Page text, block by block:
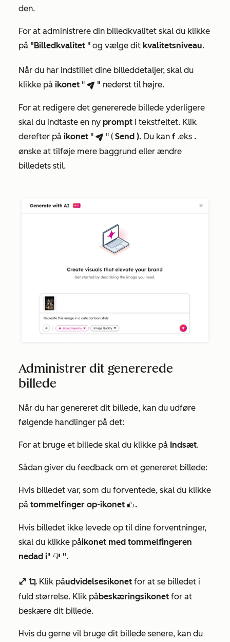
den.
For at administrere din billedkvalitet skal du klikke
på "Billedkvalitet " og vælge dit kvalitetsniveau.
Når du har indstillet dine billeddetaljer, skal du
klikke på ikonet " breezeSendIcon " nederst til højre.
For at redigere det genererede billede yderligere
skal du indtaste en ny prompt i tekstfeltet. Klik
derefter på ikonet " breezeSendIcon " ( Send ). Du kan f .eks .
ønske at tilføje mere baggrund eller ændre
billedets stil.
Administrer dit genererede
billede
Når du har genereret dit billede, kan du udføre
følgende handlinger på det:
For at bruge et billede skal du klikke på Indsæt.
Sådan giver du feedback om et genereret billede:
Hvis billedet var, som du forventede, skal du klikke
på tommelfinger op-ikonet thumbsUpIcon.
Hvis billedet ikke levede op til dine forventninger,
skal du klikke påikonet med tommelfingeren
nedad i" thumbsDownIcon ".
enlarge cropIcon Klik påudvidelsesikonet for at se billedet i
fuld størrelse. Klik påbeskæringsikonet for at
beskære dit billede.
Hvis du gerne vil bruge dit billede senere, kan du